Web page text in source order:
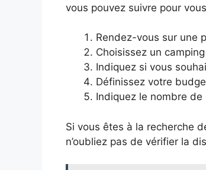
vous pouvez suivre pour
Rendez-vous sur une
Choisissez un
Indiquez si vous
Définissez votre
Indiquez le nombre
Si vous êtes à la recherche
n’oubliez pas de vérifier la